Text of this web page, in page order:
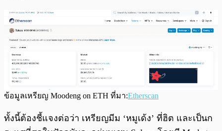
ข้อมูลเหรียญ Moodeng on ETH ที่มา:Etherscan
ทั้งนี้ต้องชี้แจงต่อว่า เหรียญมีม ‘หมูเด้ง’ ที่ฮิต และเป็นก